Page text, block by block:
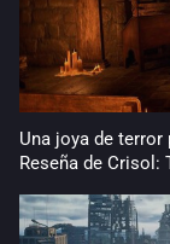
Una joya de
Reseña de Crisol: